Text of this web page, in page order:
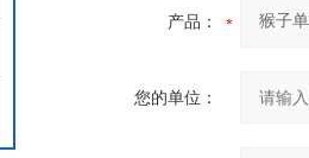
产品：
您的单位：